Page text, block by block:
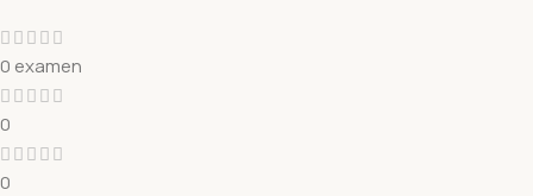
0 examen
0
0